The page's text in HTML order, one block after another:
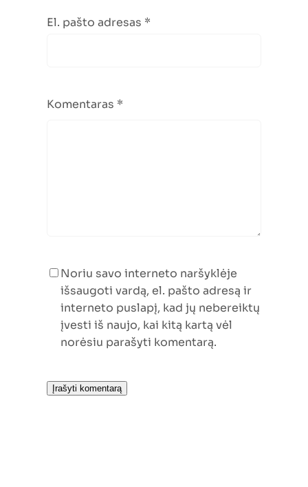
El. pašto adresas *
Komentaras *
Noriu savo interneto naršyklėje
išsaugoti vardą, el. pašto adresą ir
interneto puslapį, kad jų nebereiktų
įvesti iš naujo, kai kitą kartą vėl
norėsiu parašyti komentarą.